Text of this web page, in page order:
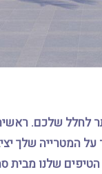
לחלל שלכם.
המטרייה שלך
שלנו מבית